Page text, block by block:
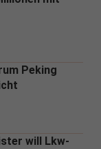
Peking
will Lkw-